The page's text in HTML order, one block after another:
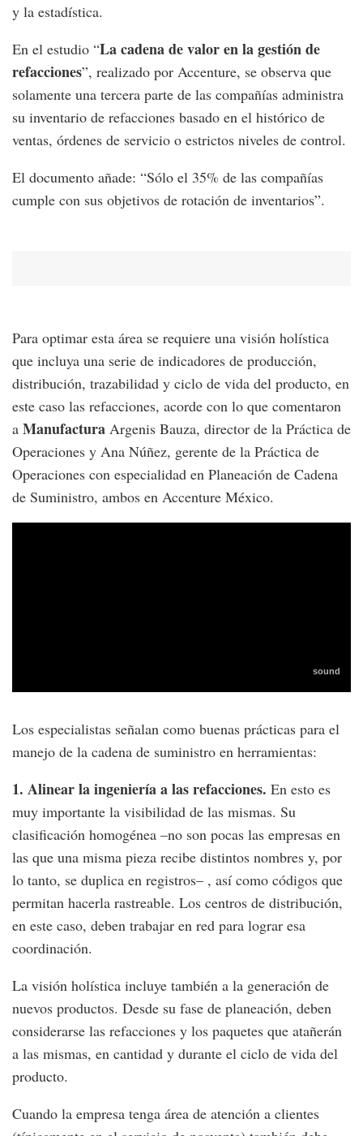
y la estadística.
En el estudio “La cadena de valor en la gestión de
refacciones”, realizado por Accenture, se observa que
solamente una tercera parte de las compañías administra
su inventario de refacciones basado en el histórico de
ventas, órdenes de servicio o estrictos niveles de control.
El documento añade: “Sólo el 35% de las compañías
cumple con sus objetivos de rotación de inventarios”.
Para optimar esta área se requiere una visión holística
que incluya una serie de indicadores de producción,
distribución, trazabilidad y ciclo de vida del producto, en
este caso las refacciones, acorde con lo que comentaron
a Manufactura Argenis Bauza, director de la Práctica de
Operaciones y Ana Núñez, gerente de la Práctica de
Operaciones con especialidad en Planeación de Cadena
de Suministro, ambos en Accenture México.
Los especialistas señalan como buenas prácticas para el
manejo de la cadena de suministro en herramientas:
1. Alinear la ingeniería a las refacciones. En esto es
muy importante la visibilidad de las mismas. Su
clasificación homogénea –no son pocas las empresas en
las que una misma pieza recibe distintos nombres y, por
lo tanto, se duplica en registros– , así como códigos que
permitan hacerla rastreable. Los centros de distribución,
en este caso, deben trabajar en red para lograr esa
coordinación.
La visión holística incluye también a la generación de
nuevos productos. Desde su fase de planeación, deben
considerarse las refacciones y los paquetes que atañerán
a las mismas, en cantidad y durante el ciclo de vida del
producto.
Cuando la empresa tenga área de atención a clientes